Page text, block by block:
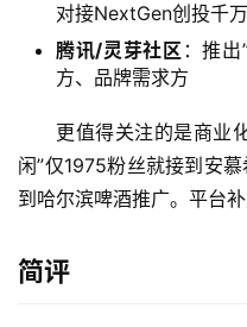
用
业
对接NextGen创投千
腾讯/灵芽社区 ：推
方、品牌需求方
更值得关注的是商业
闲”仅1975粉丝就接到安
到哈尔滨啤酒推广。平台
简评